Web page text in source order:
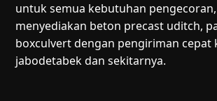
untuk semua kebutuhan
menyediakan beton precast uditch,
boxculvert dengan pengiriman cepat
jabodetabek dan sekitarnya.